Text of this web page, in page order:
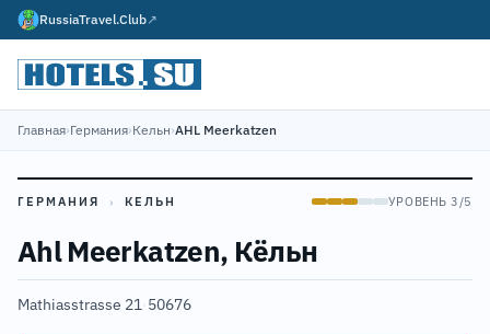
RussiaTravel.Club↗
Главная›Германия›Кельн›AHL Meerkatzen
ГЕРМАНИЯ › КЕЛЬН УРОВЕНЬ 3/5
Ahl Meerkatzen, Кёльн
Mathiasstrasse 21·50676